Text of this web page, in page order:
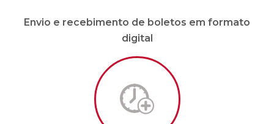
Malote sob demanda